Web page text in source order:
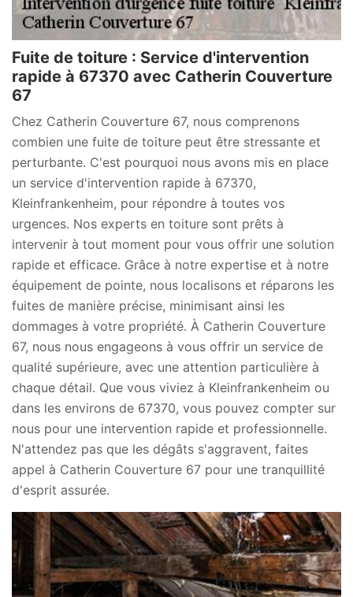
Fuite de toiture : Service d'intervention
rapide à 67370 avec Catherin Couverture
67
Chez Catherin Couverture 67, nous comprenons
combien une fuite de toiture peut être stressante et
perturbante. C'est pourquoi nous avons mis en place
un service d'intervention rapide à 67370,
Kleinfrankenheim, pour répondre à toutes vos
urgences. Nos experts en toiture sont prêts à
intervenir à tout moment pour vous offrir une solution
rapide et efficace. Grâce à notre expertise et à notre
équipement de pointe, nous localisons et réparons les
fuites de manière précise, minimisant ainsi les
dommages à votre propriété. À Catherin Couverture
67, nous nous engageons à vous offrir un service de
qualité supérieure, avec une attention particulière à
chaque détail. Que vous viviez à Kleinfrankenheim ou
dans les environs de 67370, vous pouvez compter sur
nous pour une intervention rapide et professionnelle.
N'attendez pas que les dégâts s'aggravent, faites
appel à Catherin Couverture 67 pour une tranquillité
d'esprit assurée.